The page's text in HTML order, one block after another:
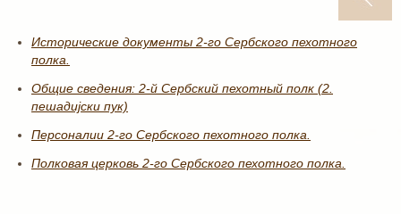
Исторические документы 2-го Сербского пехотного
полка.
Общие сведения: 2-й Сербский пехотный полк (2.
пешадијски пук)
Персоналии 2-го Сербского пехотного полка.
Полковая церковь 2-го Сербского пехотного полка.